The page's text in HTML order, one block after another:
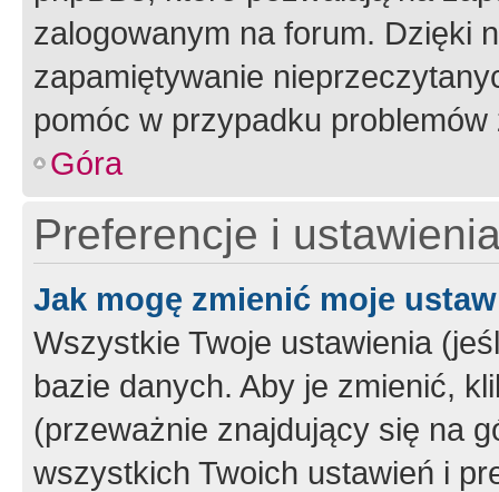
zalogowanym na forum. Dzięki
zapamiętywanie
pomóc w przypadku
Góra
Preferencje i
Jak mogę zmienić moje
Wszystkie Twoje ustawienia
bazie danych. Aby je zmienić,
(przeważnie znajdujący się na
wszystkich Twoich ustawień i